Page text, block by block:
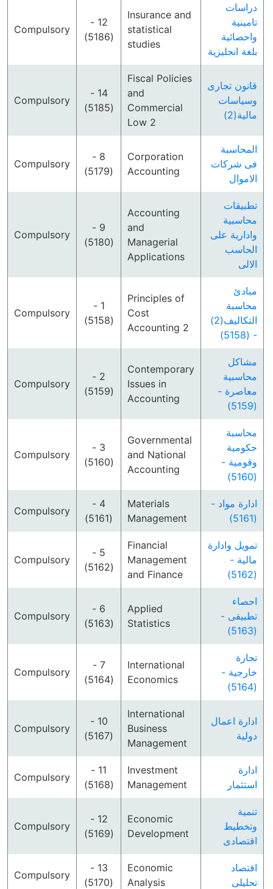
دراسات
تامينية
واحصائية
بلغة انجليزية
Insurance and
statistical
studies
12 -
(5186)
Compulsory
قانون تجارى
وسياسات
مالية(2)
Fiscal Policies
and
Commercial
Low 2
14 -
(5185)
Compulsory
المحاسبة
فى شركات
الاموال
Corporation
Accounting
8 -
(5179)
Compulsory
تطبيقات
محاسبية
وادارية على
الحاسب
الالى
Accounting
and
Managerial
Applications
9 -
(5180)
Compulsory
مبادئ
محاسبة
التكاليف(2)
- (5158)
Principles of
Cost
Accounting 2
1 -
(5158)
Compulsory
مشاكل
محاسبية
معاصرة -
(5159)
Contemporary
Issues in
Accounting
2 -
(5159)
Compulsory
محاسبة
حكومية
وقومية -
(5160)
Governmental
and National
Accounting
3 -
(5160)
Compulsory
ادارة مواد -
(5161)
Materials
Management
4 -
(5161)
Compulsory
تمويل وادارة
مالية -
(5162)
Financial
Management
and Finance
5 -
(5162)
Compulsory
احصاء
تطبيقى -
(5163)
Applied
Statistics
6 -
(5163)
Compulsory
تجارة
خارجية -
(5164)
International
Economics
7 -
(5164)
Compulsory
ادارة اعمال
دولية
International
Business
Management
10 -
(5167)
Compulsory
ادارة
استثمار
Investment
Management
11 -
(5168)
Compulsory
تنمية
وتخطيط
اقتصادى
Economic
Development
12 -
(5169)
Compulsory
اقتصاد
تحليلى
Economic
Analysis
13 -
(5170)
Compulsory